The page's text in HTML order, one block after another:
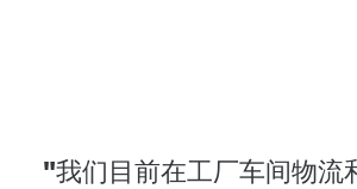
"我们目前在工厂车间物流